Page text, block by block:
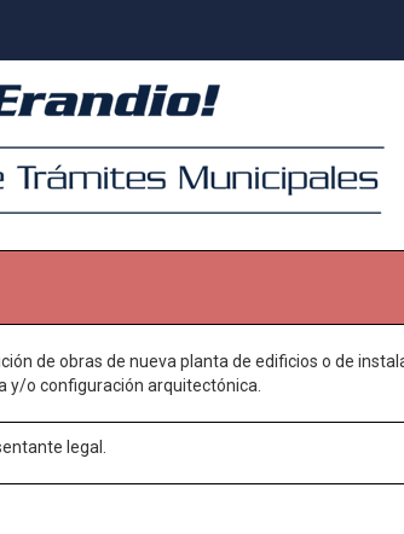
de obras de nueva planta de edificios o de
y/o configuración arquitectónica.
legal.